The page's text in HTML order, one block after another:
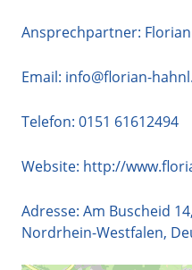
Ansprechpartner:
Email: info@florian-
Telefon: 0151 61612494
Website: http://
Adresse: Am Buscheid 14,
Nordrhein-Westfalen,